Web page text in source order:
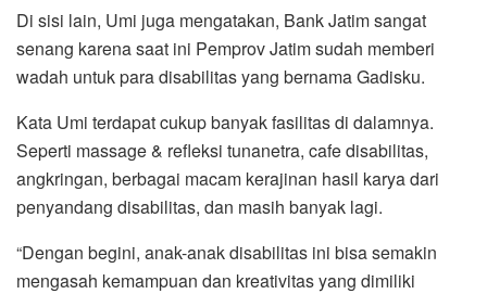
Di sisi lain, Umi juga mengatakan, Bank Jatim sangat
senang karena saat ini Pemprov Jatim sudah memberi
wadah untuk para disabilitas yang bernama Gadisku.
Kata Umi terdapat cukup banyak fasilitas di dalamnya.
Seperti massage & refleksi tunanetra, cafe disabilitas,
angkringan, berbagai macam kerajinan hasil karya dari
penyandang disabilitas, dan masih banyak lagi.
“Dengan begini, anak-anak disabilitas ini bisa semakin
mengasah kemampuan dan kreativitas yang dimiliki